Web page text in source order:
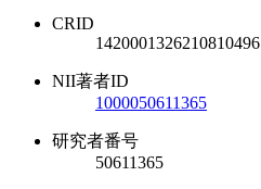
CRID
1420001326210810496
NII著者ID
1000050611365
研究者番号
50611365